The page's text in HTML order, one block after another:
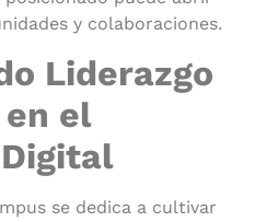
y colaboraciones.
Liderazgo
el
se dedica a cultivar